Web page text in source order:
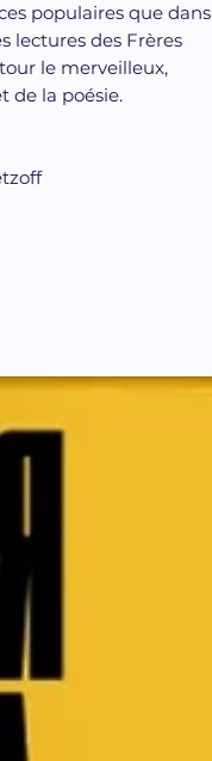
populaires que dans
lectures des Frères
le merveilleux,
de la poésie.